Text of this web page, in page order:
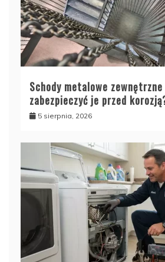
Schody metalowe
zabezpieczyć je przed
5 sierpnia, 2026